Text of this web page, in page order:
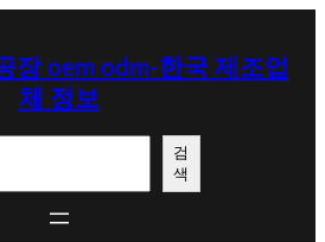
장 oem odm-한국 제조업
체 정보
검
색